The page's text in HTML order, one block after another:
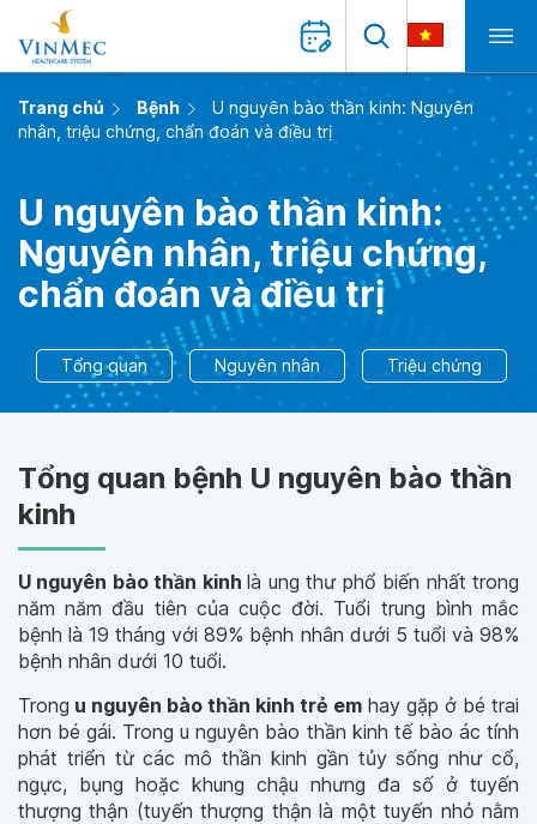
Trang chủ Bệnh
U nguyên bào thần kinh: Nguyên
nhân, triệu chứng, chẩn đoán và điều trị
U nguyên bào thần kinh:
Nguyên nhân, triệu chứng,
chẩn đoán và điều trị
Tổng quan Nguyên nhân Triệu chứng
Tổng quan bệnh U nguyên bào thần
kinh
U nguyên bào thần kinhlà ung thư phổ biến nhất trong
năm năm đầu tiên của cuộc đời. Tuổi trung bình mắc
bệnh là 19 tháng với 89% bệnh nhân dưới 5 tuổi và 98%
bệnh nhân dưới 10 tuổi.
Trong u nguyên bào thần kinh trẻ em hay gặp ở bé trai
hơn bé gái. Trong u nguyên bào thần kinh tế bào ác tính
phát triển từ các mô thần kinh gần tủy sống như cổ,
ngực, bụng hoặc khung chậu nhưng đa số ở tuyến
thượng thận (tuyến thượng thận là một tuyến nhỏ nằm